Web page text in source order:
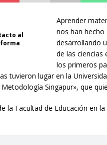
AGENDA CULTURAL
al
Aprender
nos han hecho
desarrollando
de las ciencias
los primeros
tuvieron lugar en la
Singapur», que
Facultad de Educación en la